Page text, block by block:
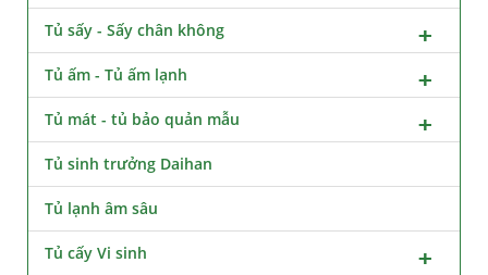
Tủ sấy - Sấy chân không
Tủ ấm - Tủ ấm lạnh
Tủ mát - tủ bảo quản mẫu
Tủ sinh trưởng Daihan
Tủ lạnh âm sâu
Tủ cấy Vi sinh